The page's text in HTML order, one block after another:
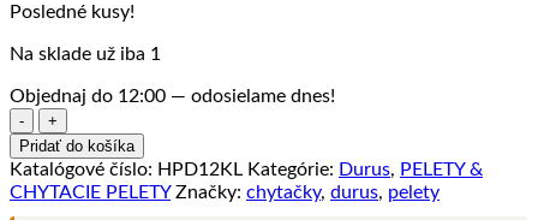
Posledné kusy!
Na sklade už iba 1
Objednaj do 12:00 — odosielame dnes!
množstvo
PELETY
DURUS
CHYTAČKY
Pridať do košíka
Katalógové číslo: HPD12KL Kategórie: Durus, PELETY &
CHYTACIE PELETY Značky: chytačky, durus, pelety